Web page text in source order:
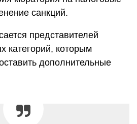
санкций.
представителей
категорий, которым
дополнительные